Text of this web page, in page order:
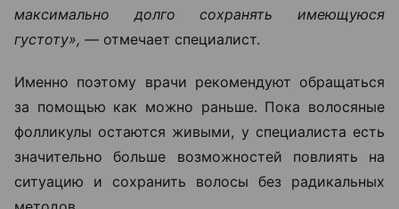
максимально долго сохранять имеющуюся
густоту», — отмечает специалист.
Именно поэтому врачи рекомендуют обращаться
за помощью как можно раньше. Пока волосяные
фолликулы остаются живыми, у специалиста есть
значительно больше возможностей повлиять на
ситуацию и сохранить волосы без радикальных